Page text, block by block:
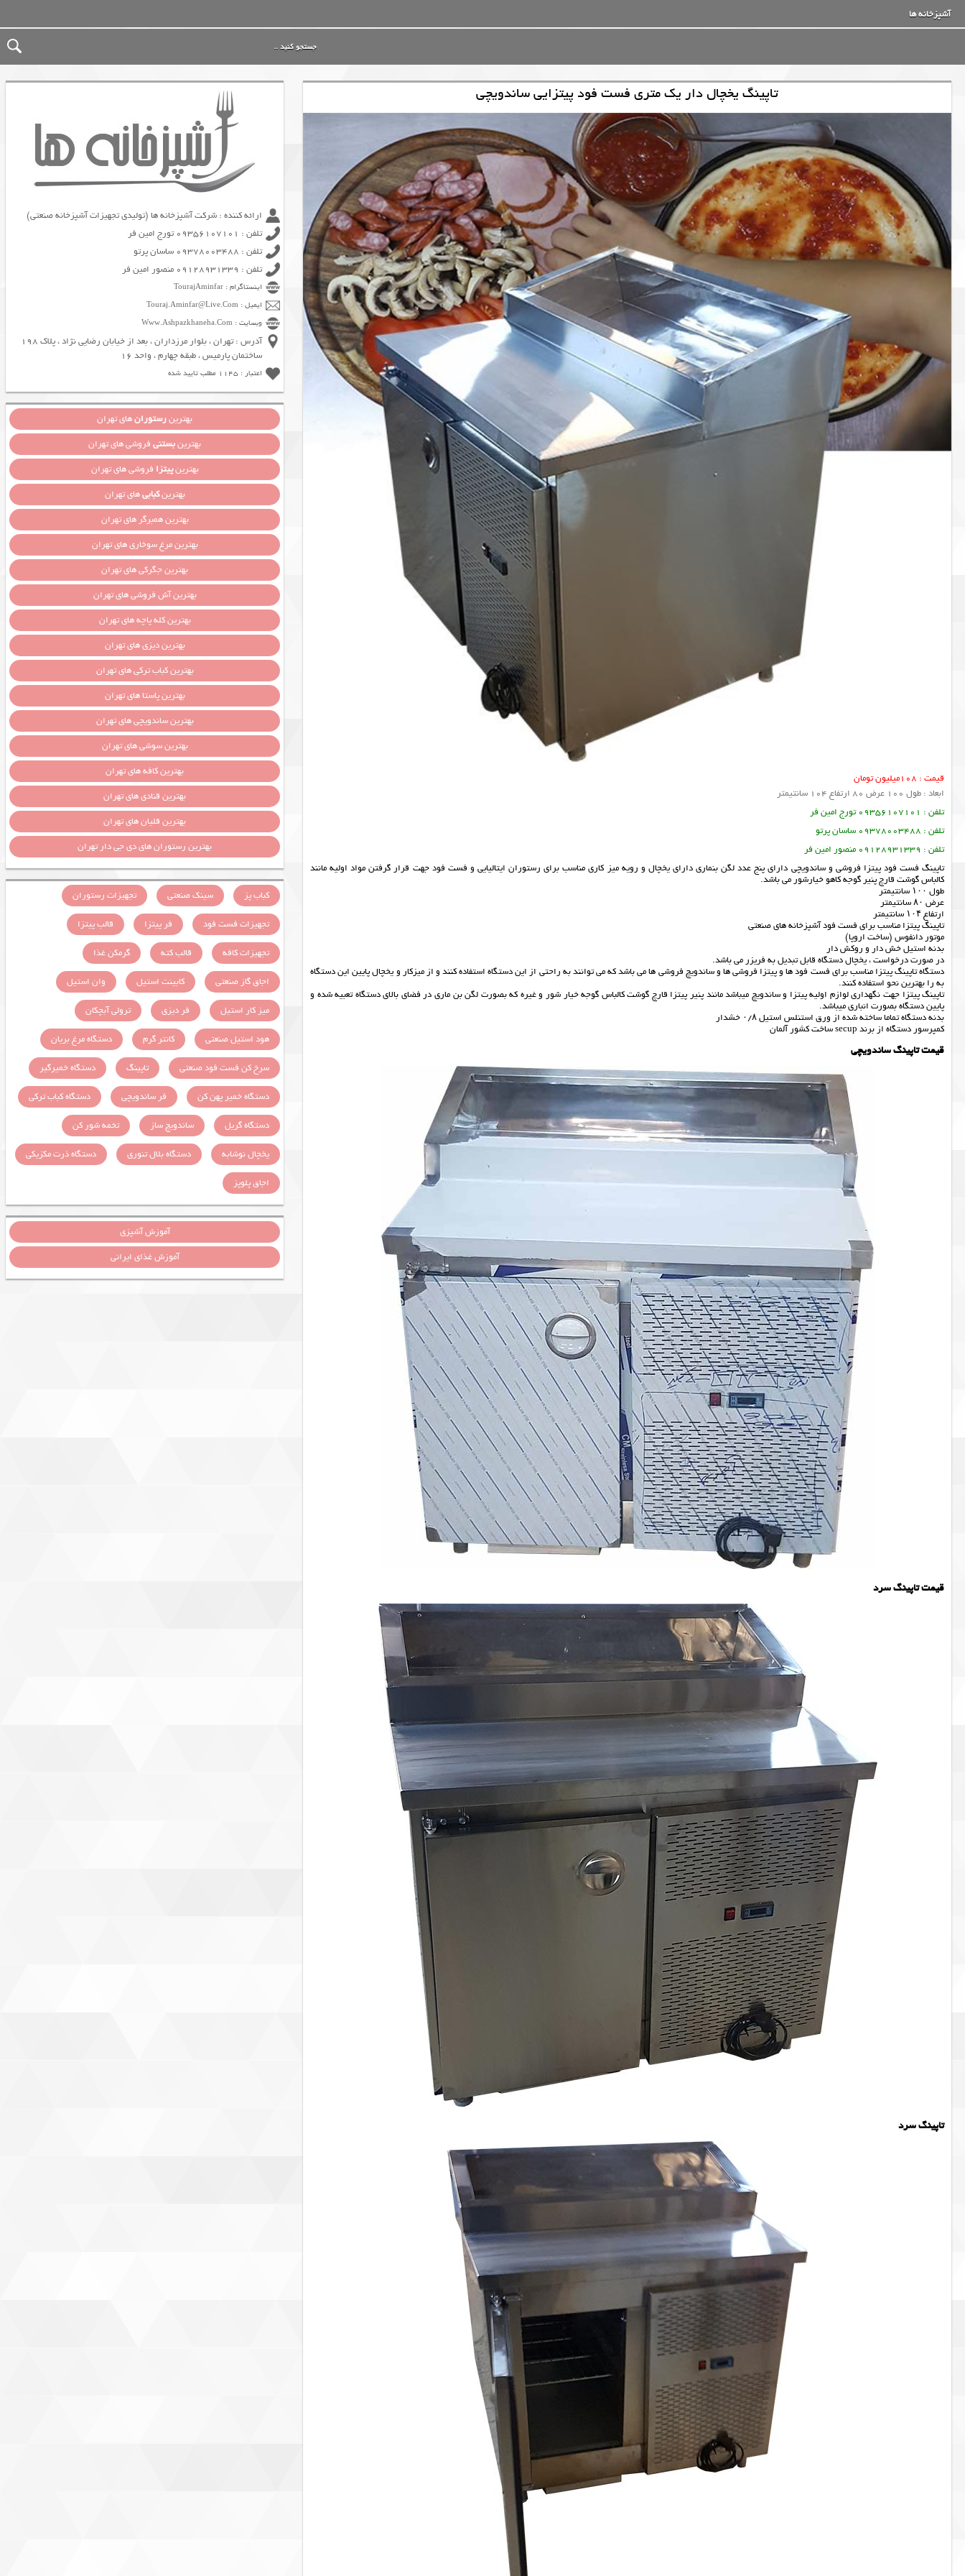
آشپزخانه ها
تاپینگ یخچال دار یک متری فست فود پیتزایی ساندویچی
قیمت : 108میلیون تومان
ابعاد : طول 100 عرض 80 ارتفاع 104 سانتیمتر
تلفن : 09356107101 تورج امین فر
تلفن : 09378003488 ساسان پرتو
تلفن : 09128931339 منصور امین فر
تاپینگ فست فود پیتزا فروشی و ساندویچی دارای پنج عدد لگن بنماری دارای یخچال و رویه میز کاری مناسب برای رستوران ایتالیایی و فست فود جهت قرار گرفتن مواد اولیه مانند
کالباس گوشت قارچ پنیر گوجه کاهو خیارشور می باشد.
طول ۱۰۰ سانتیمتر
عرض ۸۰ سانتیمتر
ارتفاع ۱۰۴ سانتیمتر
تاپینگ پیتزا مناسب برای فست فود آشپزخانه های صنعتی
موتور دانفوس (ساخت اروپا)
بدنه استیل خش دار و روکش دار
در صورت درخواست ، یخچال دستگاه قابل تبدیل به فریزر می باشد.
دستگاه تاپینگ پیتزا مناسب برای فست فود ها و پیتزا فروشی ها و ساندویچ فروشی ها می باشد که می توانند به راحتی از این دستگاه استفاده کنند و از میزکار و یخچال پایین این دستگاه
به را بهترین نحو استفاده کنند.
تاپینگ پیتزا جهت نگهداری لوازم اولیه پیتزا و ساندویچ میباشد مانند پنیر پیتزا قارچ گوشت کالباس گوجه خیار شور و غیره که بصورت لگن بن ماری در فضای بالای دستگاه تعبیه شده و
پایین دستگاه بصورت انباری میباشد.
بدنه دستگاه تماما ساخته شده از ورق استنلس استیل ۰/۸ خشدار
کمپرسور دستگاه از برند secup ساخت کشور آلمان
قیمت تاپینگ ساندویچی
قیمت تاپینگ سرد
تاپینگ سرد
ارائه کننده : شرکت آشپزخانه ها (تولیدی تجهیزات آشپزخانه صنعتی)
تلفن : 09356107101 تورج امین فر
تلفن : 09378003488 ساسان پرتو
تلفن : 09128931339 منصور امین فر
اینستاگرام : TourajAminfar
ایمیل : Touraj.Aminfar@Live.Com
وبسایت : Www.Ashpazkhaneha.Com
آدرس : تهران ، بلوار مرزداران ، بعد از خیابان رضایی نژاد ، پلاک 198
ساختمان پارمیس ، طبقه چهارم ، واحد 16
اعتبار : 1145 مطلب تایید شده
بهترینرستورانهای تهران
بهترینبستنیفروشی های تهران
بهترینپیتزا فروشی های تهران
بهترینکبابیهای تهران
بهترین همبرگر های تهران
بهترین مرغ سوخاری های تهران
بهترین جگرکی های تهران
بهترین آش فروشی های تهران
بهترین کله پاچه های تهران
بهترین دیزی های تهران
بهترین کباب ترکی های تهران
بهترین پاستا های تهران
بهترین ساندویچی های تهران
بهترین سوشی های تهران
بهترین کافه های تهران
بهترین قنادی های تهران
بهترین قلیان های تهران
بهترین رستوران های دی جی دار تهران
کباب پز سینک صنعتی
تجهیزات رستوران
تجهیزات فست فود
فر پیتزا
قالب پیتزا
تجهیزات کافه
قالب کته
گرمکن غذا
اجاق گاز صنعتی
کابینت استیل
وان استیل
میز کار استیل
فر دیزی
ترولی آبچکان
هود استیل صنعتی
کانتر گرم
دستگاه مرغ بریان
سرخ کن فست فود صنعتی
تاپینگ
دستگاه خمیرگیر
دستگاه خمیر پهن کن
فر ساندویچی
دستگاه کباب ترکی
دستگاه گریل
ساندویچ ساز
تخمه شور کن
یخچال نوشابه
دستگاه بلال تنوری
دستگاه ذرت مکزیکی
اجاق پلوپز
آموزش آشپزی
آموزش غذای ایرانی